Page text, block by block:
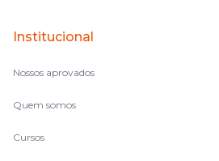
Institucional
Nossos aprovados
Quem somos
Cursos